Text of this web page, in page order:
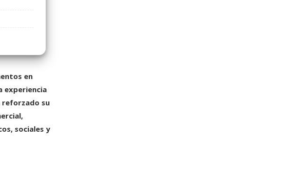
en
experiencia
reforzado su
sociales y